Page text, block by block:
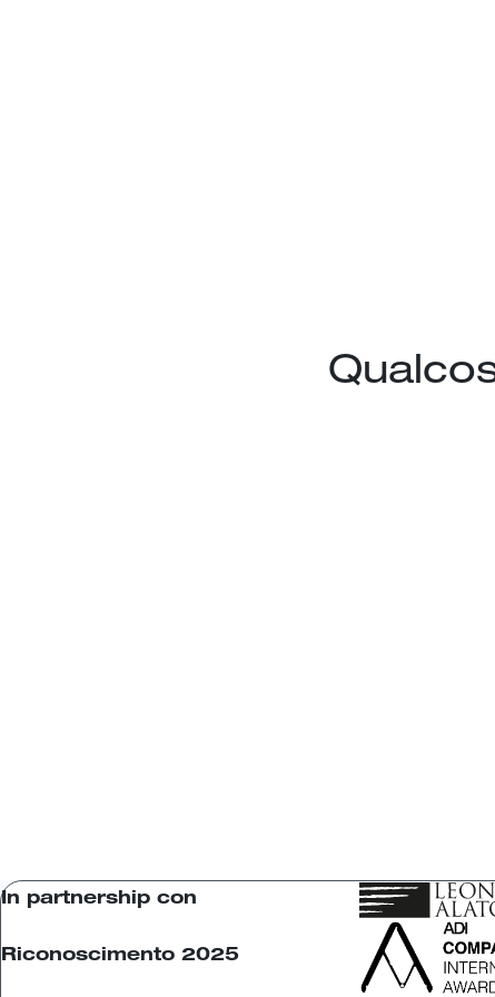
In partnership con
Riconoscimento 2025